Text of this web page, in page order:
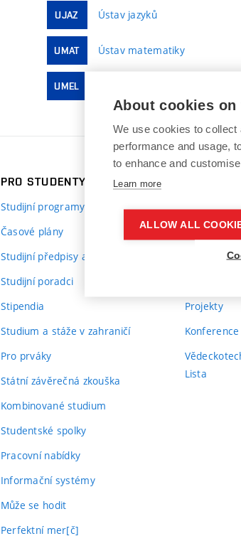
UJAZ Ústav jazyků
UMAT Ústav matematiky
UMEL
PRO STUDENTY
Studijní programy
Časové plány
Studijní předpisy a vnitřní normy
Studijní poradci
Stipendia
Studium a stáže v zahraničí
Pro prváky
Státní závěrečná zkouška
Kombinované studium
Studentské spolky
Pracovní nabídky
Informační systémy
Může se hodit
Perfektní mer[č]
Vize a mise
Centra
Výzkumné
Projekty
Lista
About cookies
We use cookies to collect
performance and usage,
to enhance and
Learn more
ALLOW ALL